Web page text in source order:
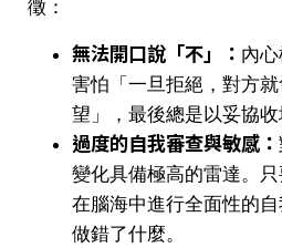
徵：
無法開口說「不」： 內
害怕「一旦拒絕，對方
望」，最後總是以妥協收
過度的自我審查與敏感：
變化具備極高的雷達。
在腦海中進行全面性的
做錯了什麼。